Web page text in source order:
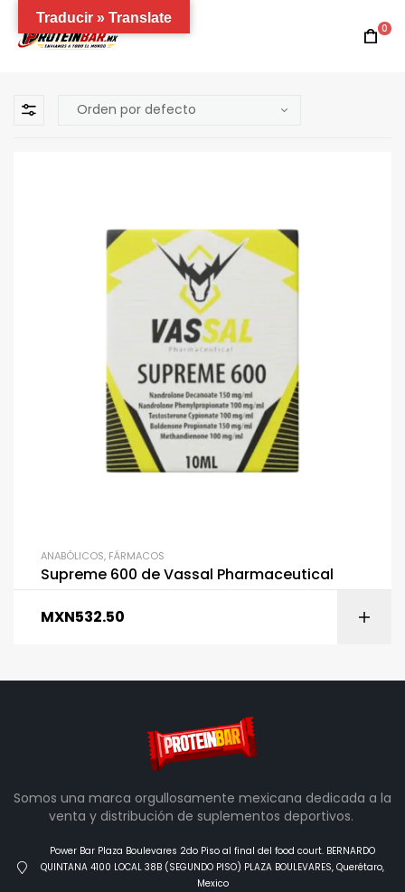
0
ANABÓLICOS, FÁRMACOS
Supreme 600 de Vassal Pharmaceutical
MXN532.50
Somos una marca orgullosamente mexicana dedicada a la
venta y distribución de suplementos deportivos.
Power Bar Plaza Boulevares 2do Piso al final del food court. BERNARDO
QUINTANA 4100 LOCAL 38B (SEGUNDO PISO) PLAZA BOULEVARES, Querétaro,
Mexico
Traducir » Translate